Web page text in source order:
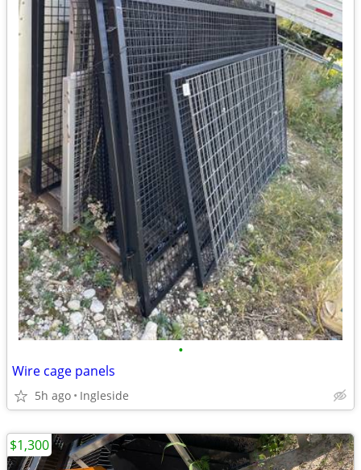
•
Wire cage panels
5h ago Ingleside
$1,300